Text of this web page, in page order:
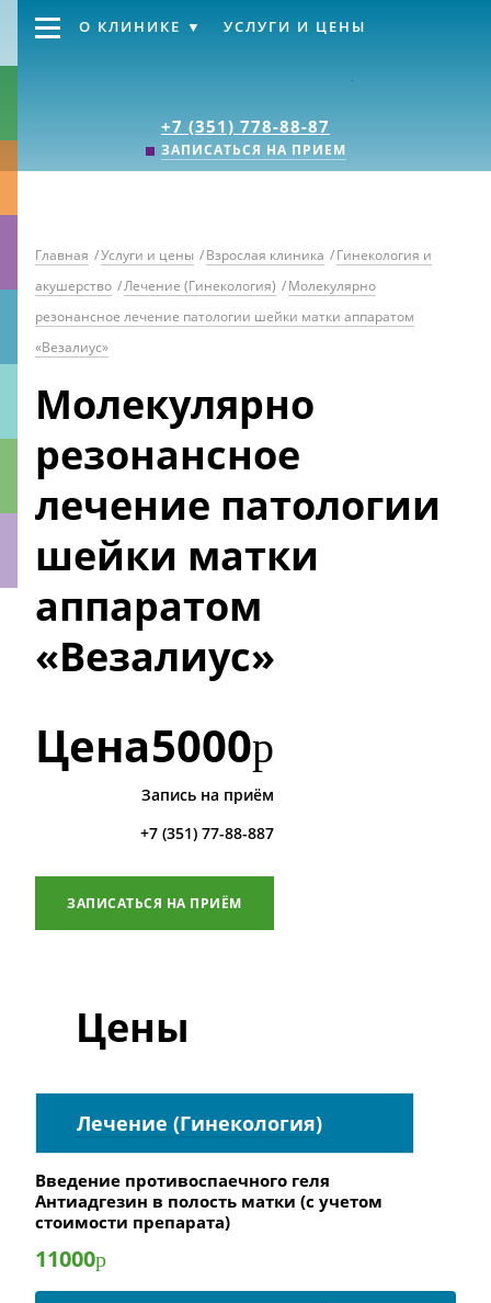
+7 (351) 778-88-87
ЗАПИСАТЬСЯ НА ПРИЕМ
О КЛИНИКЕ УСЛУГИ И ЦЕНЫ
Главная /Услуги и цены /Взрослая клиника /Гинекология и
акушерство /Лечение (Гинекология) /Молекулярно
резонансное лечение патологии шейки матки аппаратом
«Везалиус»
Молекулярно
резонансное
лечение патологии
шейки матки
аппаратом
«Везалиус»
Цена5000р
Запись на приём
+7 (351) 77-88-887
ЗАПИСАТЬСЯ НА ПРИЁМ
Цены
Лечение (Гинекология)
Введение противоспаечного геля
Антиадгезин в полость матки (с учетом
стоимости препарата)
11000р